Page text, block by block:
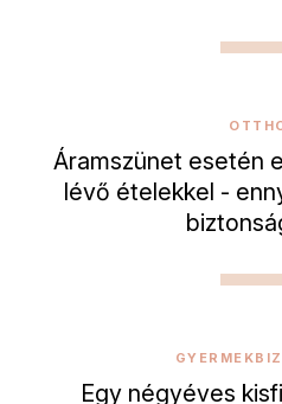
Áramszünet esetén
lévő ételekkel -
Egy négyéves